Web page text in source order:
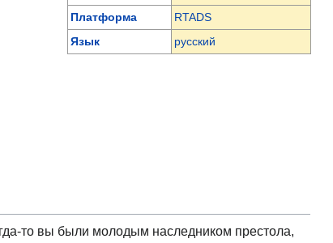
Платформа
RTADS
Язык
русский
то вы были молодым наследником престола,